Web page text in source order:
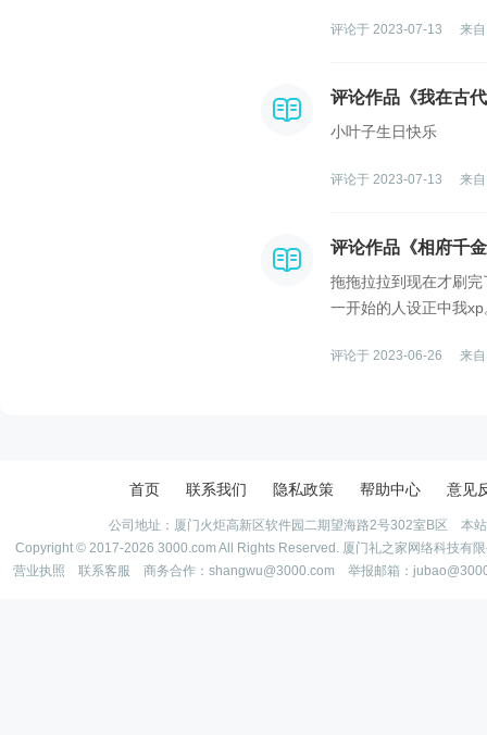
评论于 2023-07-13 来
评论作品《我在古
小叶子生日快乐
评论于 2023-07-13 来
评论作品《相府千
拖拖拉拉到现在才刷
一开始的人设正中我
评论于 2023-06-26 来
首页 联系我们 隐私政策 帮助中心 意见
公司地址：厦门火炬高新区软件园二期望海路2号302室B区 本
Copyright © 2017-2026 3000.com All Rights Reserved. 厦门礼之家网络科技有
营业执照
联系客服 商务合作：shangwu@3000.com 举报邮箱：